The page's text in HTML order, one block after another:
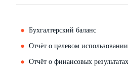
Бухгалтерский баланс
Отчёт о целевом использовании
Отчёт о финансовых